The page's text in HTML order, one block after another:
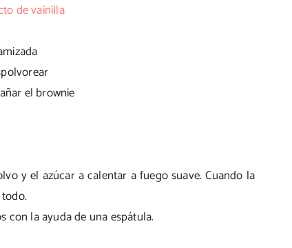
de vainilla
el brownie
y el azúcar a calentar a fuego suave. Cuando la
con la ayuda de una espátula.